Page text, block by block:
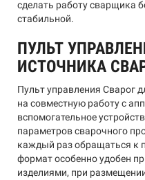
сделать работу сварщика
стабильной.
ПУЛЬТ
ИСТОЧНИКА
Пульт управления Сварог
на совместную работу с
вспомогательное
параметров сварочного
каждый раз обращаться к
формат особенно удобен
изделиями, при